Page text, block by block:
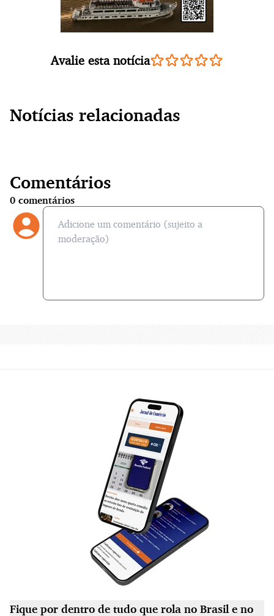
Avalie esta notícia
Notícias relacionadas
Comentários
0 comentários
Fique por dentro de tudo que rola no Brasil e no